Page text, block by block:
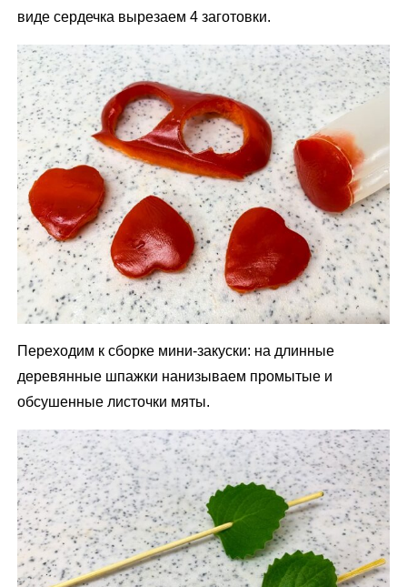
виде сердечка вырезаем 4 заготовки.
Переходим к сборке мини-закуски: на длинные
деревянные шпажки нанизываем промытые и
обсушенные листочки мяты.